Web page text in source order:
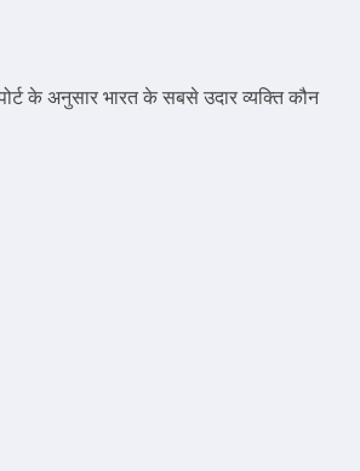
के अनुसार भारत के सबसे उदार व्यक्ति कौन